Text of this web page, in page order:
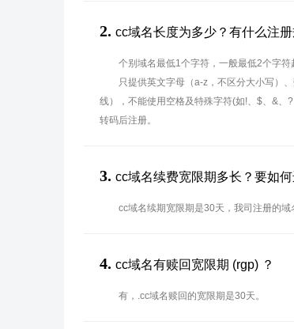
2. cc域名长度为多少？有什么注册
个别域名最低1个字符，一般最低2个字符
只提供英文字母（a-z，不区分大小写）
线），不能使用空格及特殊字符(如!、$、&、
转码后注册。
3. cc域名续费宽限期多长？要如
cc域名续期宽限期是30天，我司注册的域
4. cc域名有赎回宽限期 (rgp) ？
有，.cc域名赎回的宽限期是30天。